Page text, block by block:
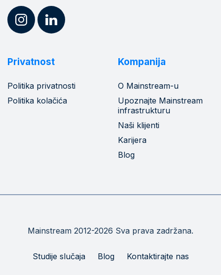
Privatnost
Politika privatnosti
Politika kolačića
Kompanija
O Mainstream-u
Upoznajte Mainstream
infrastrukturu
Naši klijenti
Karijera
Blog
Mainstream 2012-2026 Sva prava zadržana.
Studije slučaja Blog Kontaktirajte nas